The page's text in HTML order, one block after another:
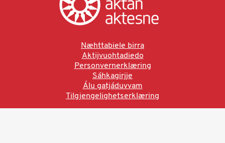
Næhttabiele birra
Aktijvuohtadiedo
Personvernerklæring
Sáhkagirjje
Álu gatjáduvvam
Tilgjengelighetserklæring